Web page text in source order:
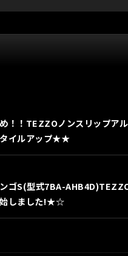
！！TEZZOノンスリップア
タイルアップ★★
ゴS(型式7BA-
始しました!★☆